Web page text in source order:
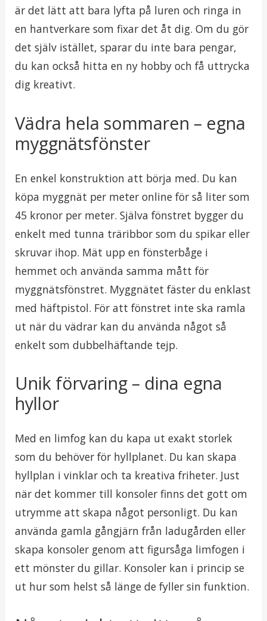
är det lätt att bara lyfta på luren och ringa in
en hantverkare som fixar det åt dig. Om du gör
det själv istället, sparar du inte bara pengar,
du kan också hitta en ny hobby och få uttrycka
dig kreativt.
Vädra hela sommaren – egna
myggnätsfönster
En enkel konstruktion att börja med. Du kan
köpa myggnät per meter online för så liter som
45 kronor per meter. Själva fönstret bygger du
enkelt med tunna träribbor som du spikar eller
skruvar ihop. Mät upp en fönsterbåge i
hemmet och använda samma mått för
myggnätsfönstret. Myggnätet fäster du enklast
med häftpistol. För att fönstret inte ska ramla
ut när du vädrar kan du använda något så
enkelt som dubbelhäftande tejp.
Unik förvaring – dina egna
hyllor
Med en limfog kan du kapa ut exakt storlek
som du behöver för hyllplanet. Du kan skapa
hyllplan i vinklar och ta kreativa friheter. Just
när det kommer till konsoler finns det gott om
utrymme att skapa något personligt. Du kan
använda gamla gångjärn från ladugården eller
skapa konsoler genom att figursåga limfogen i
ett mönster du gillar. Konsoler kan i princip se
ut hur som helst så länge de fyller sin funktion.